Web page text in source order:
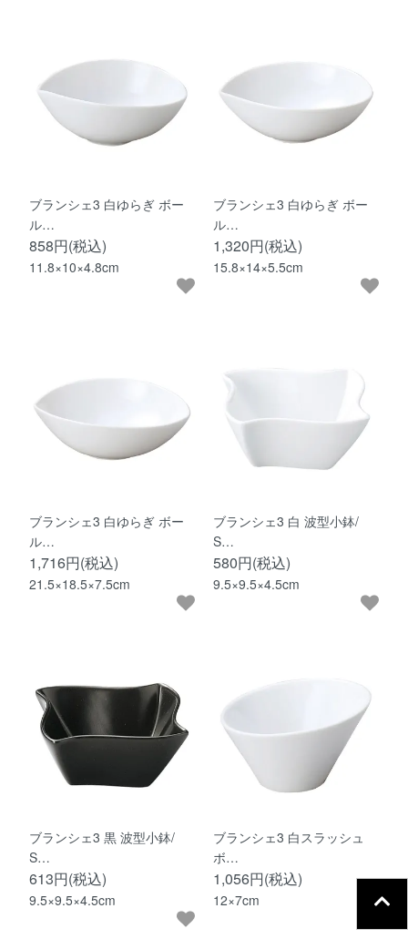
ブランシェ3 白ゆらぎ ボー
ル…
858円(税込)
11.8×10×4.8cm
ブランシェ3 白ゆらぎ ボー
ル…
1,320円(税込)
15.8×14×5.5cm
ブランシェ3 白ゆらぎ ボー
ル…
1,716円(税込)
21.5×18.5×7.5cm
ブランシェ3 白 波型小鉢/
S…
580円(税込)
9.5×9.5×4.5cm
ブランシェ3 黒 波型小鉢/
S…
613円(税込)
9.5×9.5×4.5cm
ブランシェ3 白スラッシュ
ボ…
1,056円(税込)
12×7cm